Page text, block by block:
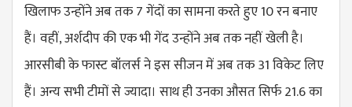
खिलाफ उन्होंने अब तक 7 गेंदों का सामना करते हुए 10 रन बनाए
हैं। वहीं, अर्शदीप की एक भी गेंद उन्होंने अब तक नहीं खेली है।
आरसीबी के फास्ट बॉलर्स ने इस सीजन में अब तक 31 विकेट लिए
हैं। अन्य सभी टीमों से ज्यादा। साथ ही उनका औसत सिर्फ 21.6 का